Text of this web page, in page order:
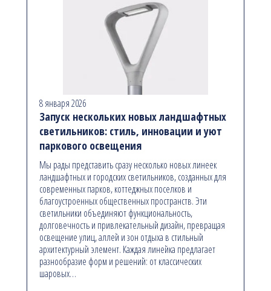
8 января 2026
Запуск нескольких новых ландшафтных
светильников: стиль, инновации и уют
паркового освещения
Мы рады представить сразу несколько новых линеек
ландшафтных и городских светильников, созданных для
современных парков, коттеджных поселков и
благоустроенных общественных пространств. Эти
светильники объединяют функциональность,
долговечность и привлекательный дизайн, превращая
освещение улиц, аллей и зон отдыха в стильный
архитектурный элемент. Каждая линейка предлагает
разнообразие форм и решений: от классических
шаровых…